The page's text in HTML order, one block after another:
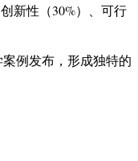
新性（30%）、可行
例发布，形成独特的